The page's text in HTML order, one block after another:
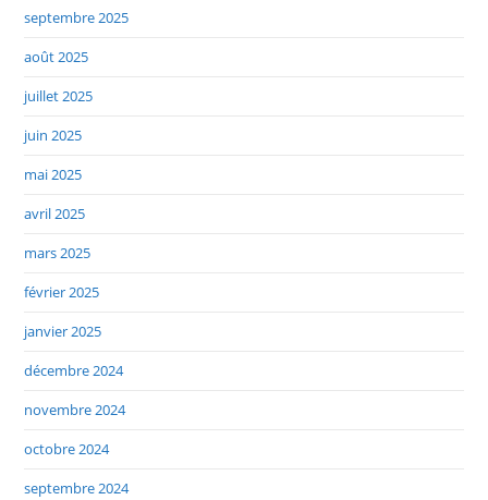
septembre 2025
août 2025
juillet 2025
juin 2025
mai 2025
avril 2025
mars 2025
février 2025
janvier 2025
décembre 2024
novembre 2024
octobre 2024
septembre 2024